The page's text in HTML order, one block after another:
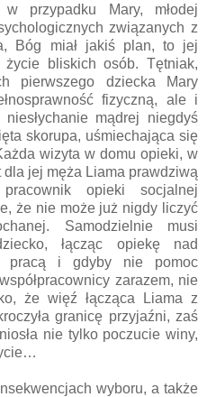
przypadku Mary, młodej
związanych z
Bóg miał jakiś plan, to jej
bliskich osób. Tętniak,
pierwszego dziecka Mary
fizyczną, ale i
mądrej niegdyś
skorupa, uśmiechająca się
wizyta w domu opieki, w
jej męża Liama prawdziwą
opieki socjalnej
że nie może już nigdy liczyć
Samodzielnie musi
łącząc opiekę nad
pracą i gdyby nie pomoc
zarazem, nie
że więź łącząca Liama z
granicę przyjaźni, zaś
nie tylko poczucie winy,
wyboru, a także